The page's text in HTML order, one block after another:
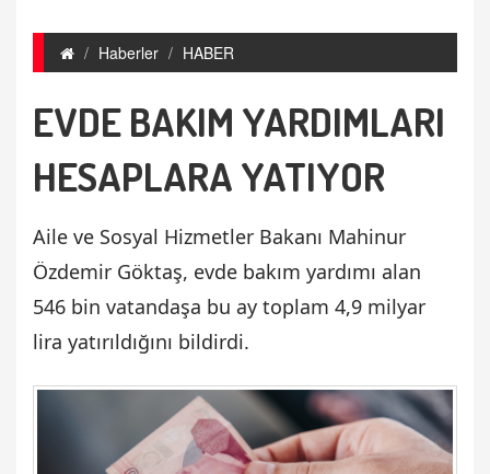
Haberler HABER
EVDE BAKIM YARDIMLARI
HESAPLARA YATIYOR
Aile ve Sosyal Hizmetler Bakanı Mahinur
Özdemir Göktaş, evde bakım yardımı alan
546 bin vatandaşa bu ay toplam 4,9 milyar
lira yatırıldığını bildirdi.